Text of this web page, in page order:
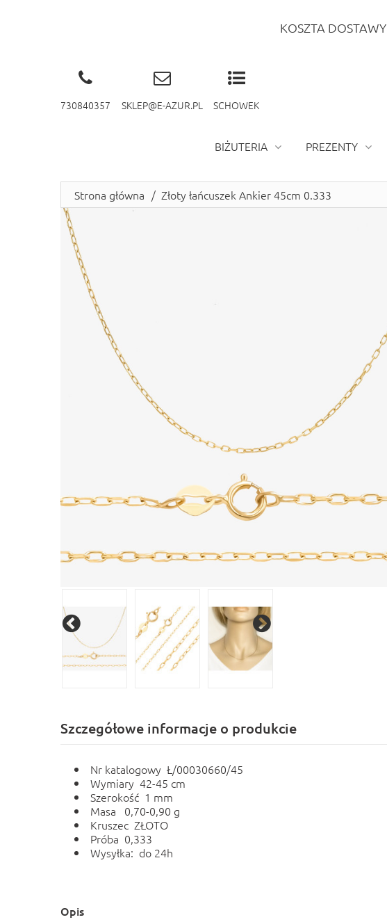
KOSZTA DOSTAWY
730840357 SKLEP@E-AZUR.PL SCHOWEK
BIŻUTERIA PREZENTY
Strona główna / Złoty łańcuszek Ankier 45cm 0.333
Szczegółowe informacje o produkcie
Nr katalogowy Ł/00030660/45
Wymiary 42-45 cm
Szerokość 1 mm
Masa 0,70-0,90 g
Kruszec ZŁOTO
Próba 0,333
Wysyłka: do 24h
Opis